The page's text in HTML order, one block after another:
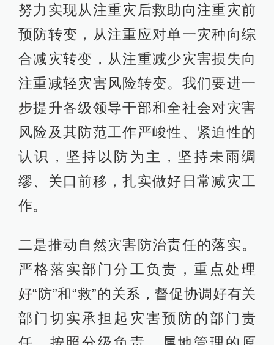
努力实现从注重灾后救助向注重灾前
预防转变，从注重应对单一灾种向综
合减灾转变，从注重减少灾害损失向
注重减轻灾害风险转变。我们要进一
步提升各级领导干部和全社会对灾害
风险及其防范工作严峻性、紧迫性的
认识，坚持以防为主，坚持未雨绸
缪、关口前移，扎实做好日常减灾工
作。
二是推动自然灾害防治责任的落实。
严格落实部门分工负责，重点处理
好“防”和“救”的关系，督促协调好有关
部门切实承担起灾害预防的部门责